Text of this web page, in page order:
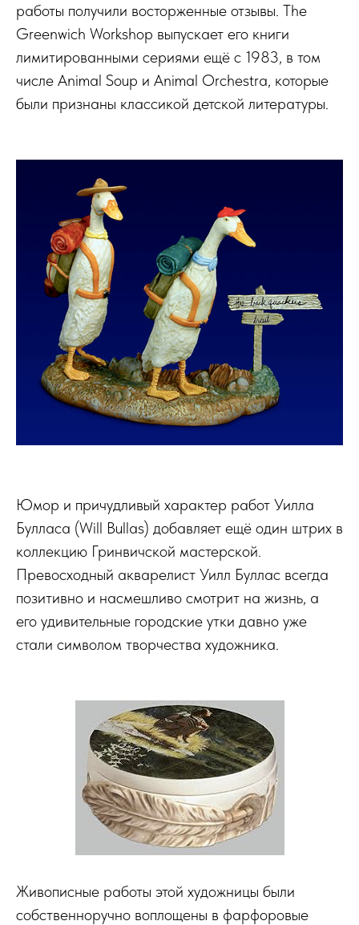
работы получили восторженные отзывы. The
Greenwich Workshop выпускает его книги
лимитированными сериями ещё с 1983, в том
числе Animal Soup и Animal Orchestra, которые
были признаны классикой детской литературы.
Юмор и причудливый характер работ Уилла
Булласа (Will Bullas) добавляет ещё один штрих в
коллекцию Гринвичской мастерской.
Превосходный акварелист Уилл Буллас всегда
позитивно и насмешливо смотрит на жизнь, а
его удивительные городские утки давно уже
стали символом творчества художника.
Живописные работы этой художницы были
собственноручно воплощены в фарфоровые